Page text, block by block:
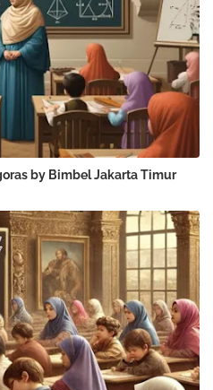
by Bimbel Jakarta Timur